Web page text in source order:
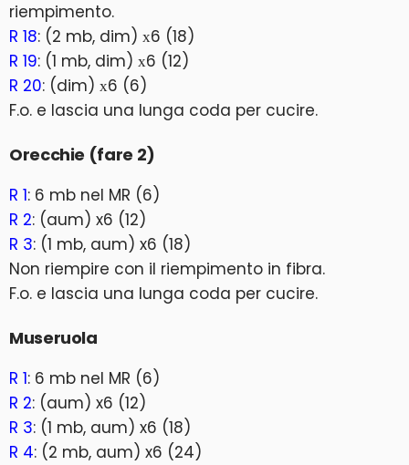
riempimento.
R 18: (2 mb, dim) х6 (18)
R 19: (1 mb, dim) х6 (12)
R 20: (dim) х6 (6)
F.o. e lascia una lunga coda per cucire.
Orecchie (fare 2)
R 1: 6 mb nel MR (6)
R 2: (aum) x6 (12)
R 3: (1 mb, aum) x6 (18)
Non riempire con il riempimento in fibra.
F.o. e lascia una lunga coda per cucire.
Museruola
R 1: 6 mb nel MR (6)
R 2: (aum) x6 (12)
R 3: (1 mb, aum) x6 (18)
R 4: (2 mb, aum) x6 (24)